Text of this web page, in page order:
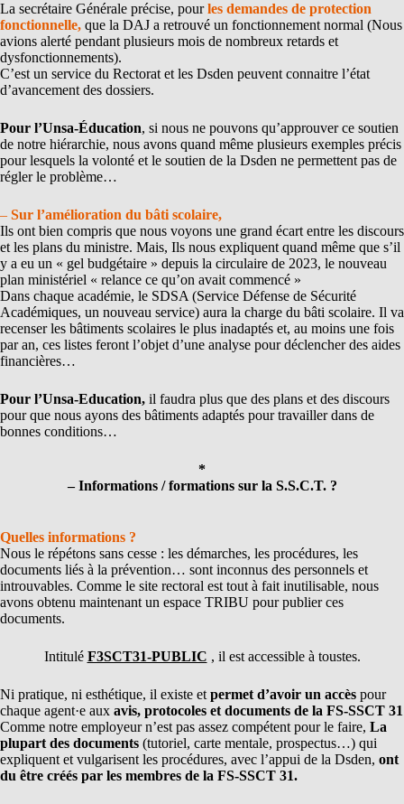
La secrétaire Générale précise, pourles demandes de protection
fonctionnelle, que la DAJ a retrouvé un fonctionnement normal (Nous
avions alerté pendant plusieurs mois de nombreux retards et
dysfonctionnements).
C’est un service du Rectorat et les Dsden peuvent connaitre l’état
d’avancement des dossiers.
Pour l’Unsa-Éducation, si nous ne pouvons qu’approuver ce soutien
de notre hiérarchie, nous avons quand même plusieurs exemples précis
pour lesquels la volonté et le soutien de la Dsden ne permettent pas de
régler le problème…
– Sur l’amélioration du bâti scolaire,
Ils ont bien compris que nous voyons une grand écart entre les discours
et les plans du ministre. Mais, Ils nous expliquent quand même que s’il
y a eu un « gel budgétaire » depuis la circulaire de 2023, le nouveau
plan ministériel « relance ce qu’on avait commencé »
Dans chaque académie, le SDSA (Service Défense de Sécurité
Académiques, un nouveau service) aura la charge du bâti scolaire. Il va
recenser les bâtiments scolaires le plus inadaptés et, au moins une fois
par an, ces listes feront l’objet d’une analyse pour déclencher des aides
financières…
Pour l’Unsa-Education, il faudra plus que des plans et des discours
pour que nous ayons des bâtiments adaptés pour travailler dans de
bonnes conditions…
*
– Informations / formations sur la S.S.C.T. ?
Quelles informations ?
Nous le répétons sans cesse : les démarches, les procédures, les
documents liés à la prévention… sont inconnus des personnels et
introuvables. Comme le site rectoral est tout à fait inutilisable, nous
avons obtenu maintenant un espace TRIBU pour publier ces
documents.
Intitulé F3SCT31-PUBLIC , il est accessible à toustes.
Ni pratique, ni esthétique, il existe et permet d’avoir un accès pour
chaque agent·e aux avis, protocoles et documents de la FS-SSCT 31
Comme notre employeur n’est pas assez compétent pour le faire, La
plupart des documents (tutoriel, carte mentale, prospectus…) qui
expliquent et vulgarisent les procédures, avec l’appui de la Dsden, ont
du être créés par les membres de la FS-SSCT 31.